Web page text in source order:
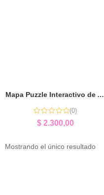
Mapa Puzzle Interactivo de América del Sur | Aprender Jugando Geografía
(0)
$2.300,00
Mostrando el único resultado